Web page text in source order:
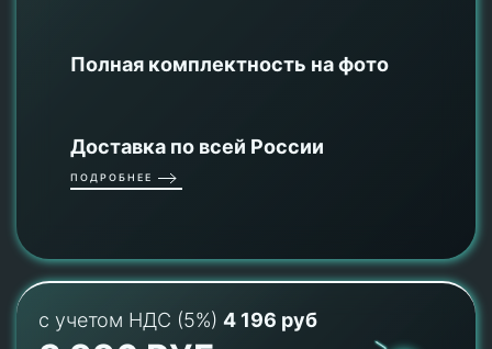
Полная комплектность на фото
Доставка по всей России
ПОДРОБНЕЕ
с учетом НДС (5%) 4 196 руб